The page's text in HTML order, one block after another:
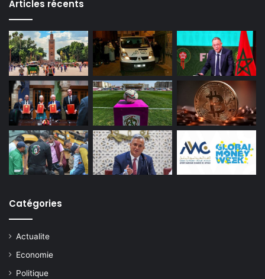
Articles récents
Catégories
Actualite
Economie
Politique